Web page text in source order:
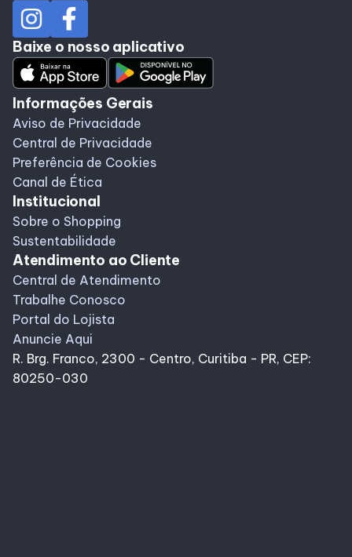
Baixe o nosso aplicativo
Informações Gerais
Aviso de Privacidade
Central de Privacidade
Preferência de Cookies
Canal de Ética
Institucional
Sobre o Shopping
Sustentabilidade
Atendimento ao Cliente
Central de Atendimento
Trabalhe Conosco
Portal do Lojista
Anuncie Aqui
R. Brg. Franco, 2300 - Centro, Curitiba - PR, CEP:
80250-030